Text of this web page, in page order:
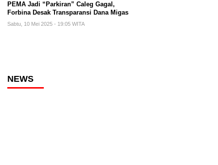
PEMA Jadi “Parkiran” Caleg Gagal,
Forbina Desak Transparansi Dana Migas
Sabtu, 10 Mei 2025 - 19:05 WITA
NEWS